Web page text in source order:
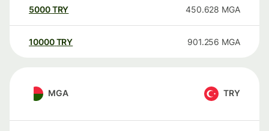
5000TRY 450.628 MGA
10000 TRY 901.256 MGA
MGA TRY